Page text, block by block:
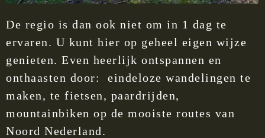
De regio is dan ook niet om in 1 dag te
ervaren. U kunt hier op geheel eigen wijze
genieten. Even heerlijk ontspannen en
onthaasten door: eindeloze wandelingen te
maken, te fietsen, paardrijden,
mountainbiken op de mooiste routes van
Noord Nederland.